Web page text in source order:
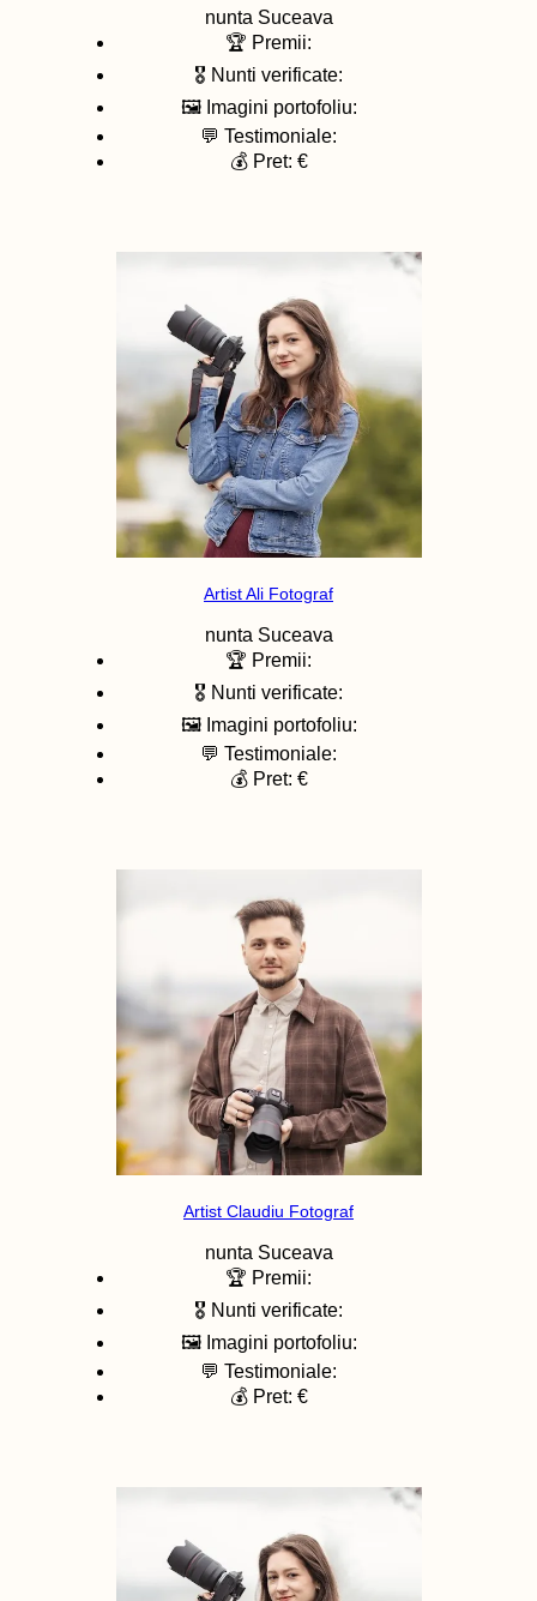
nunta Suceava
🏆 Premii:
🎖️ Nunti verificate:
🖼️ Imagini portofoliu:
💬 Testimoniale:
💰 Pret: €
Artist Ali Fotograf
nunta Suceava
🏆 Premii:
🎖️ Nunti verificate:
🖼️ Imagini portofoliu:
💬 Testimoniale:
💰 Pret: €
Artist Claudiu Fotograf
nunta Suceava
🏆 Premii:
🎖️ Nunti verificate:
🖼️ Imagini portofoliu:
💬 Testimoniale:
💰 Pret: €